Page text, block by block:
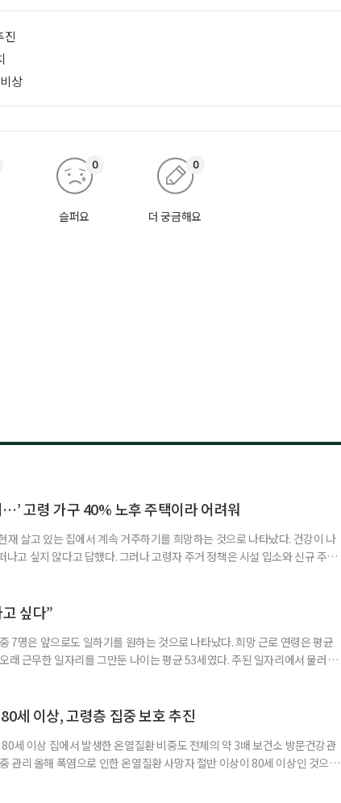
진
상
슬퍼요
0
더 궁금해요
0
고령 가구 40% 노후 주택이라 어려워
살고 있는 집에서 계속 거주하기를 희망하는 것으로 나타났다. 건강이 나
나고 싶지 않다고 답했다. 그러나 고령자 주거 정책은 시설 입소와 신규 주택
른 고령자 주거-돌봄 협업 체계 구축 방안’ 보고서는 고
싶다”
7명은 앞으로도 일하기를 원하는 것으로 나타났다. 희망 근로 연령은 평균
래 근무한 일자리를 그만둔 나이는 평균 53세였다. 주된 일자리에서 물러난
가했다. 15세 이상 인구에서 차지하는 비중은
세 이상, 고령층 집중 보호 추진
세 이상 집에서 발생한 온열질환 비중도 전체의 약 3배 보건소 방문건강관
관리 올해 폭염으로 인한 온열질환 사망자 절반 이상이 80세 이상인 것으로